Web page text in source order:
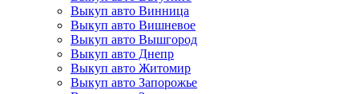
Выкуп авто Винница
Выкуп авто Вишневое
Выкуп авто Вышгород
Выкуп авто Днепр
Выкуп авто Житомир
Выкуп авто Запорожье